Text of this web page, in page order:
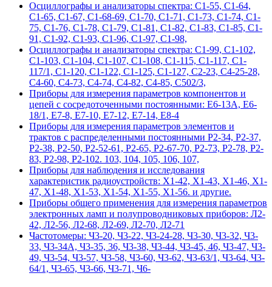
Осциллографы и анализаторы спектра: С1-55, С1-64,
С1-65, С1-67, С1-68-69, С1-70, С1-71, С1-73, С1-74, С1-
75, С1-76, С1-78, С1-79, С1-81, С1-82, С1-83, С1-85, С1-
91, С1-92, С1-93, С1-96, С1-97, С1-98,
Осциллографы и анализаторы спектра: С1-99, С1-102,
С1-103, С1-104, С1-107, С1-108, С1-115, С1-117, С1-
117/1, С1-120, С1-122, С1-125, С1-127, С2-23, С4-25-28,
С4-60, С4-73, С4-74, С4-82, С4-85, С502/3,
Приборы для измерения параметров компонентов и
цепей с сосредоточенными постоянными: Е6-13А, Е6-
18/1, Е7-8, Е7-10, Е7-12, Е7-14, Е8-4
Приборы для измерения параметров элементов и
трактов с распределенными постоянными Р2-34, Р2-37,
Р2-38, Р2-50, Р2-52-61, Р2-65, Р2-67-70, Р2-73, Р2-78, Р2-
83, Р2-98, Р2-102. 103, 104, 105, 106, 107,
Приборы для наблюдения и исследования
характеристик радиоустройств: Х1-42, Х1-43, Х1-46, Х1-
47, Х1-48, Х1-53, Х1-54, Х1-55, Х1-56. и другие.
Приборы общего применения для измерения параметров
электронных ламп и полупроводниковых приборов: Л2-
42, Л2-56, Л2-68, Л2-69, Л2-70, Л2-71
Частотомеры: Ч3-20, Ч3-22, Ч3-24-28, Ч3-30, Ч3-32, Ч3-
33, Ч3-34А, Ч3-35, 36, Ч3-38, Ч3-44, Ч3-45, 46, Ч3-47, Ч3-
49, Ч3-54, Ч3-57, Ч3-58, Ч3-60, Ч3-62, Ч3-63/1, Ч3-64, Ч3-
64/1, Ч3-65, Ч3-66, Ч3-71, Ч6-